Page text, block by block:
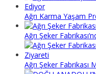
Ağrı Karma Yaşam
Ağrı Şeker
Ağrı Şeker Fabrikası